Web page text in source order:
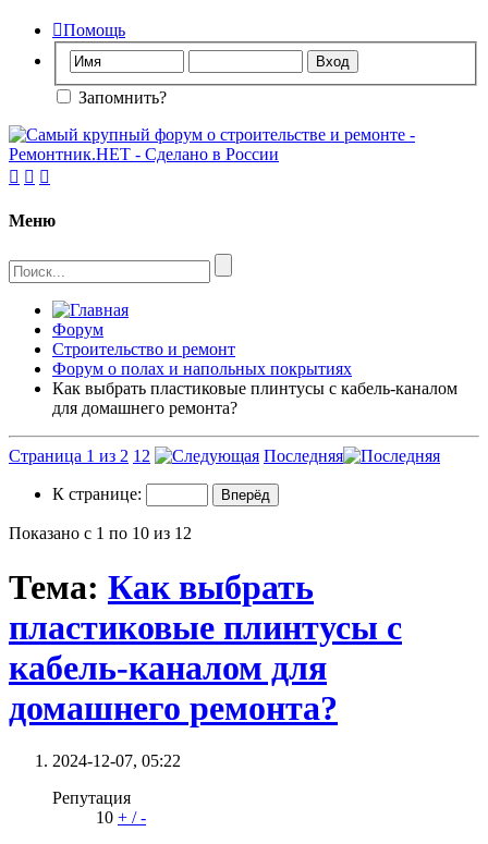
Помощь
Запомнить?
  
Меню
Форум
Строительство и ремонт
Форум о полах и напольных покрытиях
Как выбрать пластиковые плинтусы с кабель-каналом
для домашнего ремонта?
Страница 1 из 2 1 2 Последняя
К странице:
Показано с 1 по 10 из 12
Тема: Как выбрать
пластиковые плинтусы с
кабель-каналом для
домашнего ремонта?
2024-12-07, 05:22
Репутация
10 + /-